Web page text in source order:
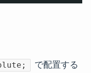
で配置する